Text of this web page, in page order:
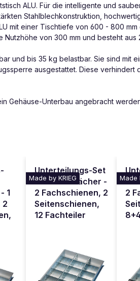
ALU. Für die intelligente und
Stahlblechkonstruktion,
mit einer Tischtiefe von 600 - 800
Nutzhöhe von 300 mm und besteht
und bis 35 kg belastbar. Sie sind mit
ausgestattet. Diese
Gehäuse-Unterbau angebracht
1
2
Made by KRIEG
Unterteilungs-Set
für Schubfächer -
2 Fachschienen, 2
Seitenschienen,
12 Fachteiler
Made
für
2